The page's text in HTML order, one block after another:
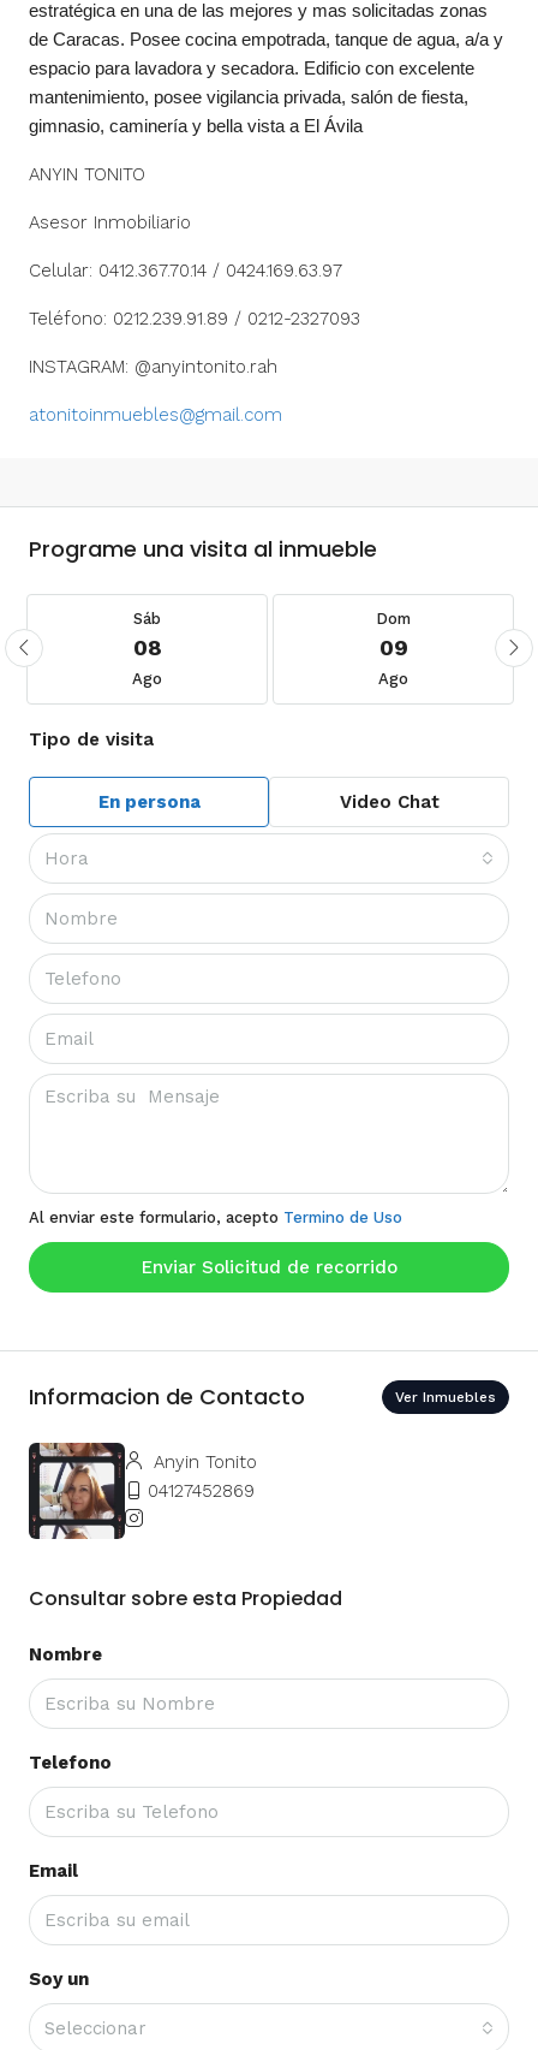
estratégica en una de las mejores y mas solicitadas zonas
de Caracas. Posee cocina empotrada, tanque de agua, a/a y
espacio para lavadora y secadora. Edificio con excelente
mantenimiento, posee vigilancia privada, salón de fiesta,
gimnasio, caminería y bella vista a El Ávila
ANYIN TONITO
Asesor Inmobiliario
Celular: 0412.367.70.14 / 0424.169.63.97
Teléfono: 0212.239.91.89 / 0212-2327093
INSTAGRAM: @anyintonito.rah
atonitoinmuebles@gmail.com
Programe una visita al inmueble
Sáb
08
Ago
Dom
09
Ago
Tipo de visita
En persona Video Chat
Hora
Al enviar este formulario, acepto Termino de Uso
Enviar Solicitud de recorrido
Informacion de Contacto Ver Inmuebles
Anyin Tonito
04127452869
Consultar sobre esta Propiedad
Nombre
Telefono
Email
Soy un
Seleccionar